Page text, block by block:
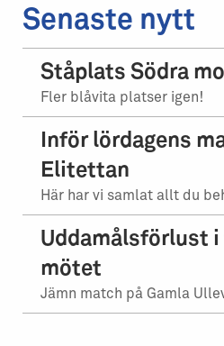
Senaste nytt
Ståplats Södra
Fler blåvita platser igen!
Inför lördagens
Elitettan
Uddamålsförlust
mötet
Jämn match på Gamla